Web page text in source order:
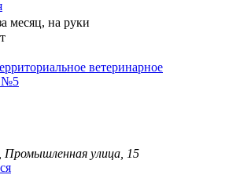
месяц, на руки
ветеринарное
№5
Промышленная улица, 15